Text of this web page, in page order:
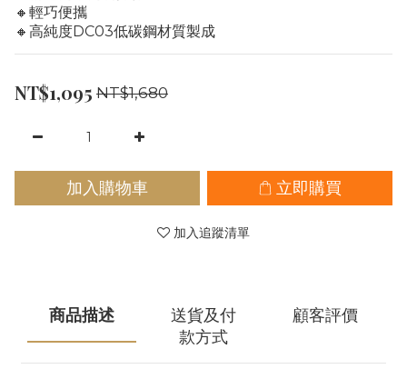
🔸輕巧便攜
🔸高純度DC03低碳鋼材質製成
NT$1,095 NT$1,680
加入購物車 立即購買
加入追蹤清單
商品描述
送貨及付
款方式
顧客評價